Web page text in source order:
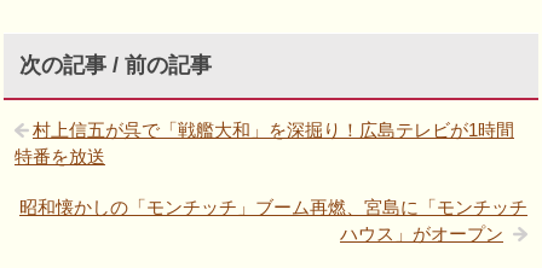
次の記事 / 前の記事
村上信五が呉で「戦艦大和」を深掘り！広島テレビが1時間
特番を放送
昭和懐かしの「モンチッチ」ブーム再燃、宮島に「モンチッチ
ハウス」がオープン